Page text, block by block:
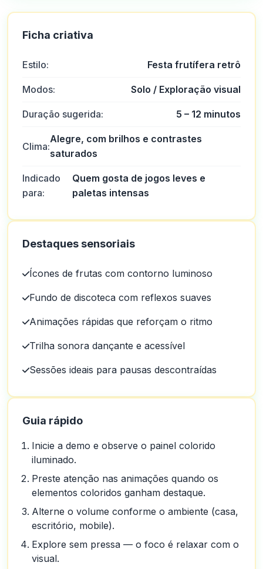
Ficha criativa
Estilo: Festa frutífera retrô
Modos: Solo / Exploração visual
Duração sugerida: 5 – 12 minutos
Clima:
Alegre, com brilhos e contrastes
saturados
Indicado
para:
Quem gosta de jogos leves e
paletas intensas
Destaques sensoriais
Ícones de frutas com contorno luminoso
Fundo de discoteca com reflexos suaves
Animações rápidas que reforçam o ritmo
Trilha sonora dançante e acessível
Sessões ideais para pausas descontraídas
Guia rápido
Inicie a demo e observe o painel colorido
iluminado.
Preste atenção nas animações quando os
elementos coloridos ganham destaque.
Alterne o volume conforme o ambiente (casa,
escritório, mobile).
Explore sem pressa — o foco é relaxar com o
visual.